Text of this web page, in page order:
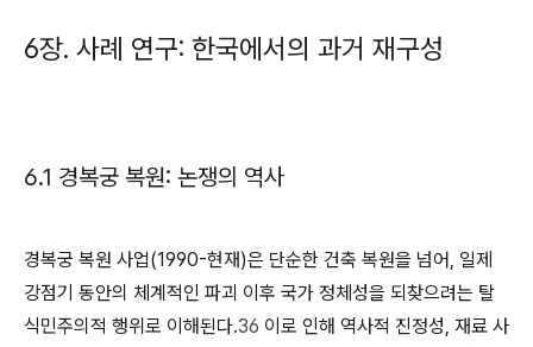
6장. 사례 연구: 한국에서의 과거 재구성
6.1 경복궁 복원: 논쟁의 역사
경복궁 복원 사업(1990-현재)은 단순한 건축 복원을 넘어, 일제
강점기 동안의 체계적인 파괴 이후 국가 정체성을 되찾으려는 탈
식민주의적 행위로 이해된다.36 이로 인해 역사적 진정성, 재료 사